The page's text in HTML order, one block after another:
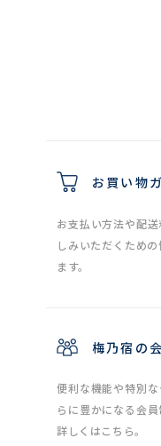
お買い物
お支払い方法や配
しみいただくため
ます。
梅乃宿の
便利な機能や特別
らに豊かになる会
詳しくはこちら。